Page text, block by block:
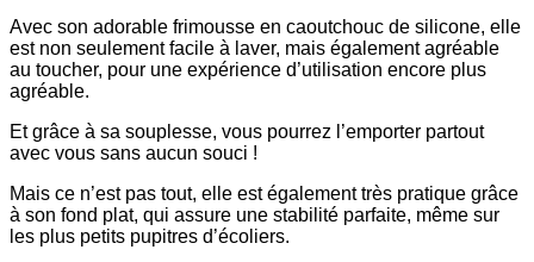
Avec son adorable frimousse en caoutchouc de silicone, elle
est non seulement facile à laver, mais également agréable
au toucher, pour une expérience d’utilisation encore plus
agréable.
Et grâce à sa souplesse, vous pourrez l’emporter partout
avec vous sans aucun souci !
Mais ce n’est pas tout, elle est également très pratique grâce
à son fond plat, qui assure une stabilité parfaite, même sur
les plus petits pupitres d’écoliers.